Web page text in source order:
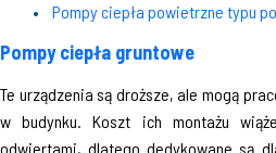
Pompy ciepła powietrzne typu
Pompy ciepła gruntowe
Te urządzenia są droższe, ale mogą
w budynku. Koszt ich montażu
odwiertami, dlatego dedykowane są